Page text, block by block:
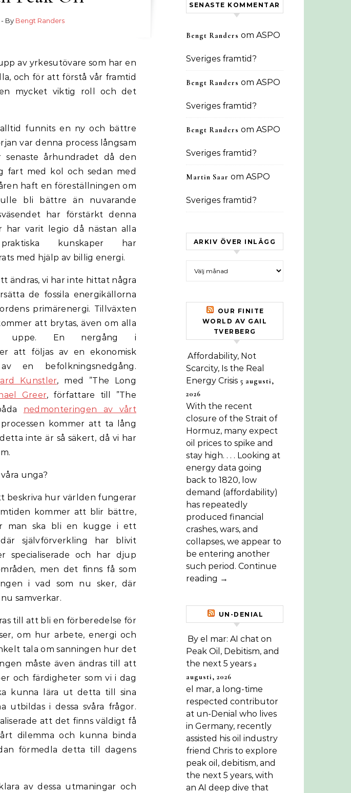
- By Bengt Randers
av yrkesutövare som har en
och för att förstå vår framtid
mycket viktig roll och det
funnits en ny och bättre
var denna process långsam
århundradet då den
fart med kol och sedan med
haft en föreställningen om
bli bättre än nuvarande
har förstärkt denna
har varit legio då nästan alla
kunskaper har
med hjälp av billig energi.
ändras, vi har inte hittat några
de fossila energikällorna
primärenergi. Tillväxten
att brytas, även om alla
uppe. En nergång i
att följas av en ekonomisk
en befolkningsnedgång.
Kunstler, med ”The Long
Greer, författare till ”The
nedmonteringen av vårt
kommer att ta lång
inte är så säkert, då vi har
unga?
beskriva hur världen fungerar
kommer att blir bättre,
man ska bli en kugge i ett
självförverkling har blivit
specialiserade och har djup
men det finns få som
i vad som nu sker, där
samverkar.
till att bli en förberedelse för
om hur arbete, energi och
tala om sanningen hur det
måste även ändras till att
och färdigheter som vi i dag
kunna lära ut detta till sina
utbildas i dessa svåra frågor.
att det finns väldigt få
dilemma och kunna binda
förmedla detta till dagens
av dessa utmaningar och
SENASTE KOMMENTAR
Bengt Randers om ASPO
Sveriges framtid?
Bengt Randers om ASPO
Sveriges framtid?
Bengt Randers om ASPO
Sveriges framtid?
Martin Saar om ASPO
Sveriges framtid?
ARKIV ÖVER INLÄGG
OUR FINITE
WORLD AV GAIL
TVERBERG
Affordability, Not
Scarcity, Is the Real
Energy Crisis 5 augusti,
2026
With the recent
closure of the Strait of
Hormuz, many expect
oil prices to spike and
stay high. . . . Looking at
energy data going
back to 1820, low
demand (affordability)
has repeatedly
produced financial
crashes, wars, and
collapses, we appear to
be entering another
such period. Continue
reading →
UN-DENIAL
By el mar: AI chat on
Peak Oil, Debitism, and
the next 5 years 2
augusti, 2026
el mar, a long-time
respected contributor
at un-Denial who lives
in Germany, recently
assisted his oil industry
friend Chris to explore
peak oil, debitism, and
the next 5 years, with
an AI deep dive that